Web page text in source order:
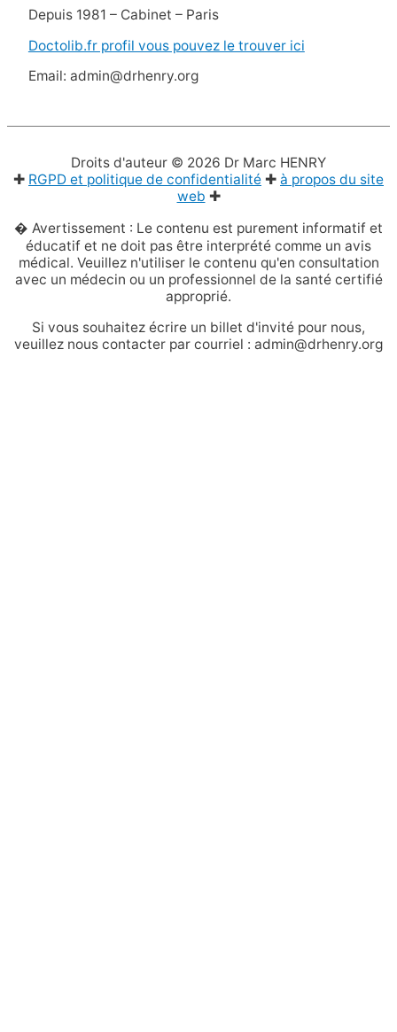
Depuis 1981 – Cabinet – Paris
Doctolib.fr profil vous pouvez le trouver ici
Email: admin@drhenry.org
Droits d'auteur © 2026 Dr Marc HENRY
✚ RGPD et politique de confidentialité ✚ à propos du site
web ✚
� Avertissement : Le contenu est purement informatif et
éducatif et ne doit pas être interprété comme un avis
médical. Veuillez n'utiliser le contenu qu'en consultation
avec un médecin ou un professionnel de la santé certifié
approprié.
Si vous souhaitez écrire un billet d'invité pour nous,
veuillez nous contacter par courriel : admin@drhenry.org